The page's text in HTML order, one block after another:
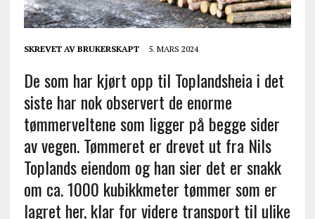
SKREVET AV BRUKERSKAPT 5. MARS 2024
De som har kjørt opp til Toplandsheia i det
siste har nok observert de enorme
tømmerveltene som ligger på begge sider
av vegen. Tømmeret er drevet ut fra Nils
Toplands eiendom og han sier det er snakk
om ca. 1000 kubikkmeter tømmer som er
lagret her, klar for videre transport til ulike